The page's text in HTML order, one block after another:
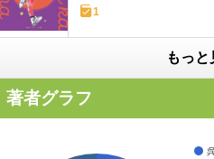
1
もっと
著者グラフ